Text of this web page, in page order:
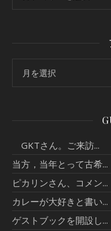
GKTさん。ご来訪...
当方，当年とって古希...
ピカリンさん、コメン...
カレーが大好きと書い...
ゲストブックを開設し...